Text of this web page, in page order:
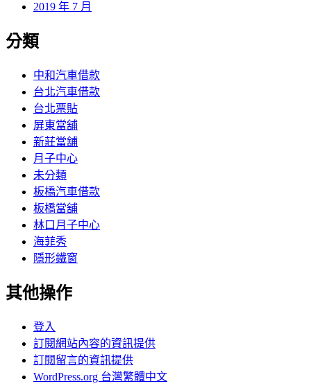
2019 年 7 月
分類
中和汽車借款
台北汽車借款
台北票貼
屏東當舖
新莊當舖
月子中心
未分類
板橋汽車借款
板橋當舖
林口月子中心
海菲秀
隱形鐵窗
其他操作
登入
訂閱網站內容的資訊提供
訂閱留言的資訊提供
WordPress.org 台灣繁體中文